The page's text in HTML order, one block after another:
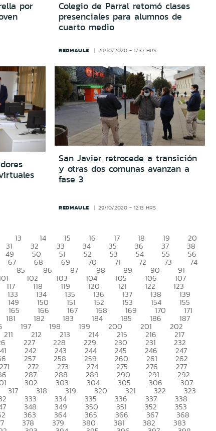
por
Colegio de Parral retomó clases
presenciales para alumnos de
cuarto medio
REDMAULE 29/10/2020 - 17:37 HRS
San Javier retrocede a transición
y otras dos comunas avanzan a
fase 3
REDMAULE 29/10/2020 - 12:13 HRS
13 14 15 16 17 18 19 20
31 32 33 34 35 36 37 38
49 50 51 52 53 54 55 56
67 68 69 70 71 72 73 74
85 86 87 88 89 90 91
102 103 104 105 106 107
117 118 119 120 121 122 123
133 134 135 136 137 138 139
149 150 151 152 153 154 155
165 166 167 168 169 170 171
181 182 183 184 185 186 187
197 198 199 200 201 202
211 212 213 214 215 216 217
227 228 229 230 231 232
242 243 244 245 246 247
257 258 259 260 261 262
271 272 273 274 275 276 277
287 288 289 290 291 292
302 303 304 305 306 307
317 318 319 320 321 322 323
333 334 335 336 337 338
348 349 350 351 352 353
363 364 365 366 367 368
378 379 380 381 382 383